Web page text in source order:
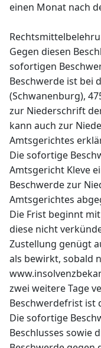
einen Monat nach
Gegen diesen
sofortigen
Beschwerde ist bei
(Schwanenburg),
zur Niederschrift
kann auch zur
Amtsgerichtes
Die sofortige
Amtsgericht Kleve
Beschwerde zur
Amtsgerichtes
Die Frist beginnt
diese nicht
Zustellung genügt
als bewirkt, sobald
zwei weitere Tage
Beschwerdefrist ist
Die sofortige
Beschlusses sowie